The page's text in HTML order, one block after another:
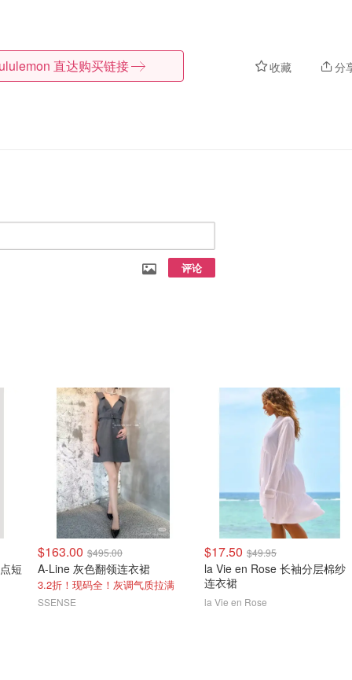
收藏 分
直达购买链接
评论
短
$163.00 $495.00
A-Line 灰色翻领连衣裙
3.2折！现码全！灰调气质拉满
SSENSE
$17.50 $49.95
la Vie en Rose 长袖分层棉纱
连衣裙
la Vie en Rose